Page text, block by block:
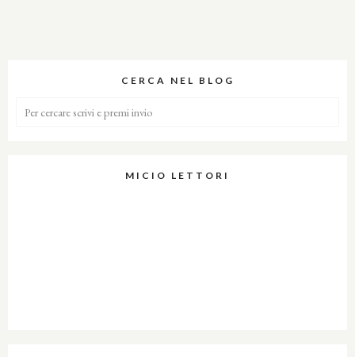
CERCA NEL BLOG
MICIO LETTORI